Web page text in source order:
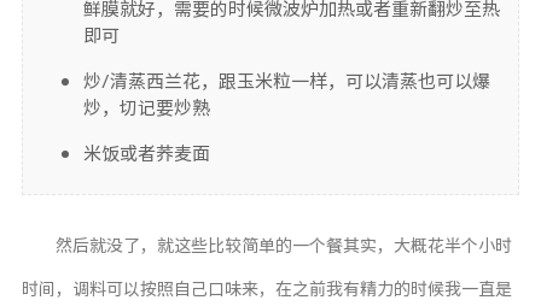
鲜膜就好，需要的时候微波炉加热或者重新翻炒至热
即可
炒/清蒸西兰花，跟玉米粒一样，可以清蒸也可以爆
炒，切记要炒熟
米饭或者荞麦面
然后就没了，就这些比较简单的一个餐其实，大概花半个小时
时间，调料可以按照自己口味来，在之前我有精力的时候我一直是